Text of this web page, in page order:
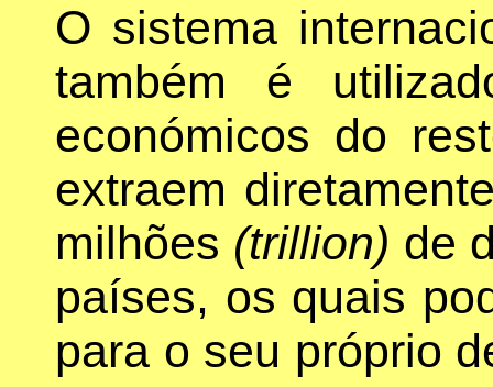
O sistema
também é
económicos do
extraem
milhões (trillion) de
países, os quais
para o seu próprio